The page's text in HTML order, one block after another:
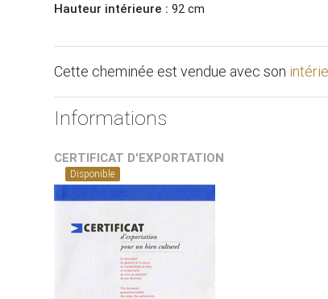
Hauteur intérieure :92 cm
Cette cheminée est vendue avec son
Informations
CERTIFICAT D'EXPORTATION
Disponible